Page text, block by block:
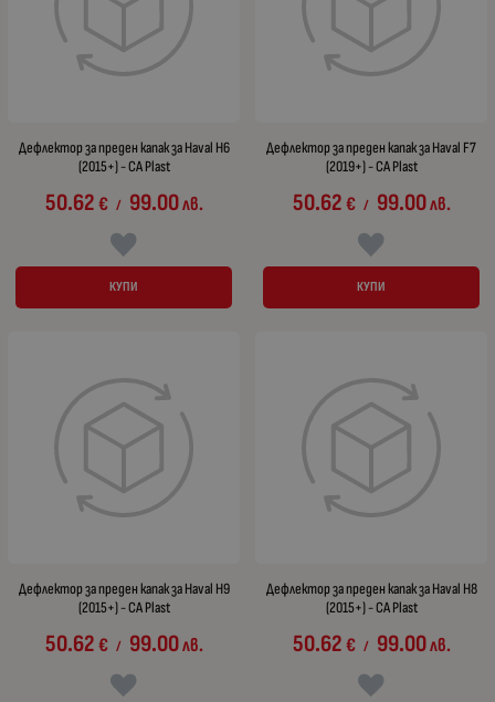
Дефлектор за преден капак за Haval H6
(2015+) - CA Plast
50.62€ / 99.00лв.
КУПИ
Дефлектор за преден капак за Haval F7
(2019+) - CA Plast
50.62€ / 99.00лв.
КУПИ
Дефлектор за преден капак за Haval H9
(2015+) - CA Plast
50.62€ / 99.00лв.
Дефлектор за преден капак за Haval H8
(2015+) - CA Plast
50.62€ / 99.00лв.